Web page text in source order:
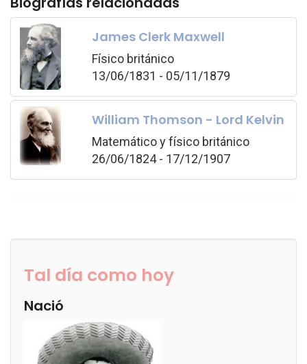
James Clerk Maxwell
Físico británico
13/06/1831 - 05/11/1879
William Thomson - Lord Kelvin
Matemático y físico británico
26/06/1824 - 17/12/1907
Tal día como hoy
Nació